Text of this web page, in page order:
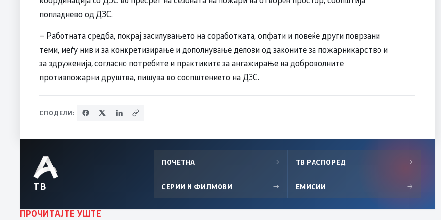
попладнево од ДЗС.
– Работната средба, покрај засилувањето на соработката, опфати и повеќе други поврзани
теми, меѓу нив и за конкретизирање и дополнување делови од законите за пожарникарство и
за здруженија, согласно потребите и практиките за ангажирање на доброволните
противпожарни друштва, пишува во соопштението на ДЗС.
СПОДЕЛИ:
ТВ
ПОЧЕТНА → ТВ РАСПОРЕД →
СЕРИИ И ФИЛМОВИ → ЕМИСИИ →
ПРОЧИТАЈТЕ УШТЕ